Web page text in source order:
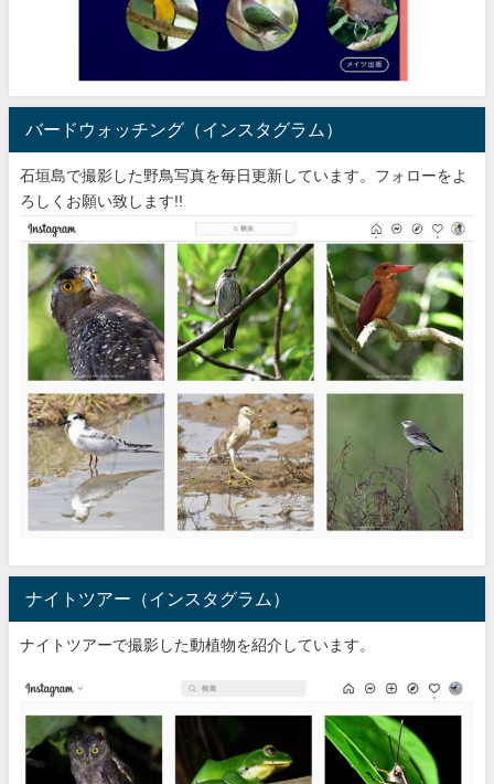
バードウォッチング（インスタグラム）
石垣島で撮影した野鳥写真を毎日更新しています。フォローをよ
ろしくお願い致します!!
ナイトツアー（インスタグラム）
ナイトツアーで撮影した動植物を紹介しています。